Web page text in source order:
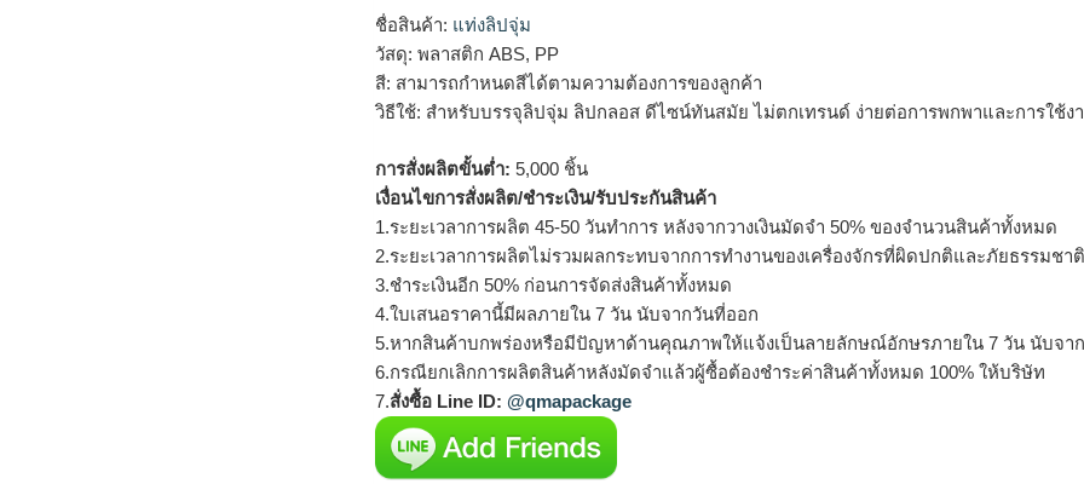
ชื่อสินค้า: แท่งลิปจุ่ม
วัสดุ: พลาสติก ABS, PP
สี: สามารถกำหนดสีได้ตามความต้องการของลูกค้า
วิธีใช้: สำหรับบรรจุลิปจุ่ม ลิปกลอส ดีไซน์ทันสมัย ไม่ตกเทรนด์ ง่ายต่อการพกพาและการใช้ง
การสั่งผลิตขั้นต่ำ: 5,000 ชิ้น
เงื่อนไขการสั่งผลิต/ชำระเงิน/รับประกันสินค้า
1.ระยะเวลาการผลิต 45-50 วันทำการ หลังจากวางเงินมัดจำ 50% ของจำนวนสินค้าทั้งหมด
2.ระยะเวลาการผลิตไม่รวมผลกระทบจากการทำงานของเครื่องจักรที่ผิดปกติและภัยธรรมชาติ
3.ชำระเงินอีก 50% ก่อนการจัดส่งสินค้าทั้งหมด
4.ใบเสนอราคานี้มีผลภายใน 7 วัน นับจากวันที่ออก
5.หากสินค้าบกพร่องหรือมีปัญหาด้านคุณภาพให้แจ้งเป็นลายลักษณ์อักษรภายใน 7 วัน นับจา
6.กรณียกเลิกการผลิตสินค้าหลังมัดจำแล้วผู้ซื้อต้องชำระค่าสินค้าทั้งหมด 100% ให้บริษัท
7.สั่งซื้อ Line ID: @qmapackage